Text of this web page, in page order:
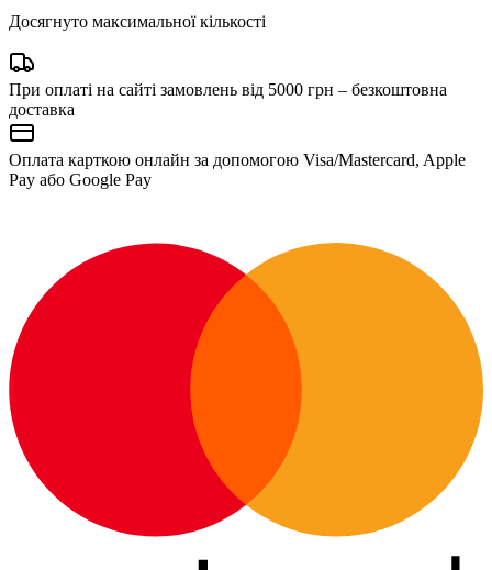
Досягнуто максимальної кількості
При оплаті на сайті замовлень від 5000 грн – безкоштовна
доставка
Оплата карткою онлайн за допомогою Visa/Mastercard, Apple
Pay або Google Pay